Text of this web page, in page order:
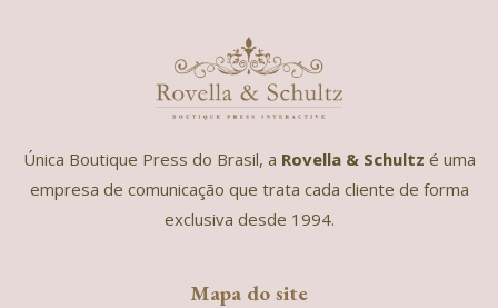
Única Boutique Press do Brasil, a Rovella & Schultz é uma
empresa de comunicação que trata cada cliente de forma
exclusiva desde 1994.
Mapa do site